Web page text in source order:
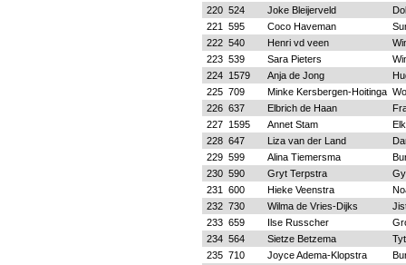
220 524 Joke Bleijerveld
221
595 Coco Haveman
222 540 Henri vd veen
223 539 Sara Pieters
224 1579 Anja de Jong
225 709 Minke Kersbergen-Hoitinga
226 637 Elbrich de Haan
227 1595 Annet Stam
228 647 Liza van der Land
229 599 Alina Tiemersma
230 590 Gryt Terpstra
231
600 Hieke Veenstra
232 730 Wilma de Vries-Dijks
233 659 Ilse Russcher
234 564 Sietze Betzema
235 710 Joyce Adema-Klopstra